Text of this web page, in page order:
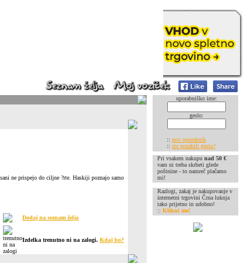
ne prispejo do ciljne ?rte. Haskiji poznajo samo
Dodaj na seznam želja
Izdelka trenutno ni na zalogi. Kdaj bo?
uporabniško ime:
geslo:
:: nov uporabnik
:: ste pozabili geslo?
Pri vsakem nakupu nad 50 €
vam ni treba skrbeti glede
poštnine - to namreč plačamo
mi!
Razlogi, zakaj je nakupovanje v
internetni trgovini Črna luknja
tako prijetno in udobno!
:: Klikni me!